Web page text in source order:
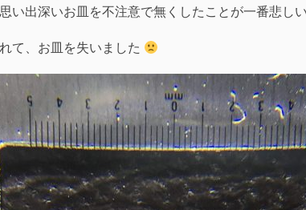
い出深いお皿を不注意で無くしたことが一番悲しい
て、お皿を失いました